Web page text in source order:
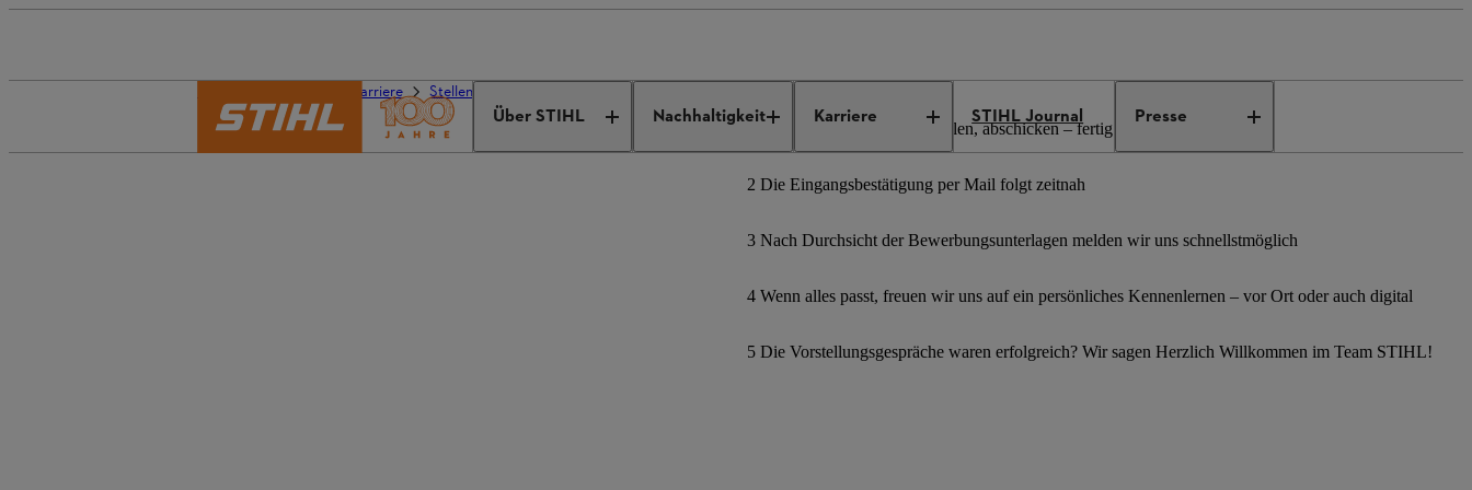
Über STIHL Nachhaltigkeit Karriere STIHL Journal Presse
Karriere Stellenangebote
1 Bewerbungsformular ausfüllen, abschicken – fertig
2 Die Eingangsbestätigung per Mail folgt zeitnah
3 Nach Durchsicht der Bewerbungsunterlagen melden wir uns schnellstmöglich
4 Wenn alles passt, freuen wir uns auf ein persönliches Kennenlernen – vor Ort oder auch digital
5 Die Vorstellungsgespräche waren erfolgreich? Wir sagen Herzlich Willkommen im Team STIHL!